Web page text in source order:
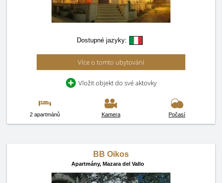
Dostupné jazyky:
Více o tomto ubytování
Vložit objekt do své aktovky
2 apartmánů Kamera Počasí
BB Oikos
Apartmány, Mazara del Vallo